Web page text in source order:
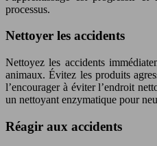
processus.
Nettoyer les accidents
Nettoyez les accidents
animaux. Évitez les produits
l’encourager à éviter l’endroit
un nettoyant enzymatique pour
Réagir aux accidents